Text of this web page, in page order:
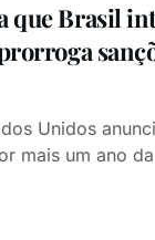
que Brasil
Unidos
mais um ano